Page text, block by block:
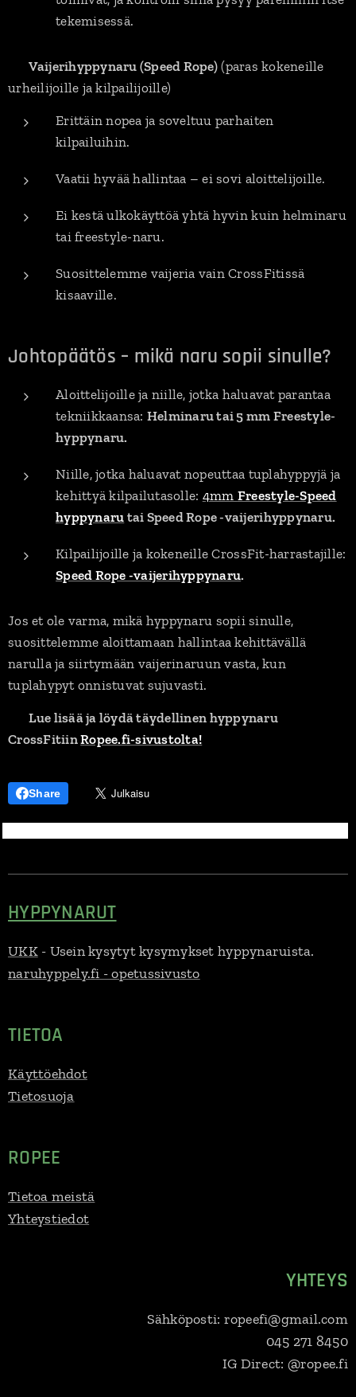
tekemisessä.
Vaijerihyppynaru (Speed Rope) (paras kokeneille
urheilijoille ja kilpailijoille)
Erittäin nopea ja soveltuu parhaiten
kilpailuihin.
Vaatii hyvää hallintaa – ei sovi aloittelijoille.
Ei kestä ulkokäyttöä yhtä hyvin kuin helminaru
tai freestyle-naru.
Suosittelemme vaijeria vain CrossFitissä
kisaaville.
Johtopäätös – mikä naru sopii sinulle?
Aloittelijoille ja niille, jotka haluavat parantaa
tekniikkaansa: Helminaru tai 5 mm Freestyle-
hyppynaru.
Niille, jotka haluavat nopeuttaa tuplahyppyjä ja
kehittyä kilpailutasolle: 4mm Freestyle-Speed
hyppynaru tai Speed Rope -vaijerihyppynaru.
Kilpailijoille ja kokeneille CrossFit-harrastajille:
Speed Rope -vaijerihyppynaru.
Jos et ole varma, mikä hyppynaru sopii sinulle,
suosittelemme aloittamaan hallintaa kehittävällä
narulla ja siirtymään vaijerinaruun vasta, kun
tuplahypyt onnistuvat sujuvasti.
Lue lisää ja löydä täydellinen hyppynaru
CrossFitiinRopee.fi-sivustolta!
Share
HYPPYNARUT
UKK- Usein kysytyt kysymykset hyppynaruista.
naruhyppely.fi - opetussivusto
TIETOA
Käyttöehdot
Tietosuoja
ROPEE
Tietoa meistä
Yhteystiedot
YHTEYS
Sähköposti: ropeefi@gmail.com
045 271 8450
IG Direct: @ropee.fi